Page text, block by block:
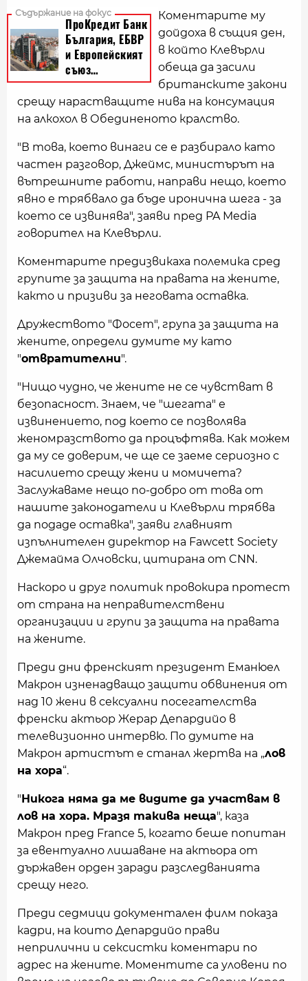
Коментарите му
дойдоха в същия ден,
в който Клевърли
обеща да засили
британските закони
срещу нарастващите нива на консумация
на алкохол в Обединеното кралство.
"В това, което винаги се е разбирало като
частен разговор, Джеймс, министърът на
вътрешните работи, направи нещо, което
явно е трябвало да бъде иронична шега - за
което се извинява", заяви пред PA Media
говорител на Клевърли.
Коментарите предизвикаха полемика сред
групите за защита на правата на жените,
както и призиви за неговата оставка.
Дружеството "Фосет", група за защита на
жените, определи думите му като
"отвратителни".
"Нищо чудно, че жените не се чувстват в
безопасност. Знаем, че "шегата" е
извинението, под което се позволява
женомразството да процъфтява. Как можем
да му се доверим, че ще се заеме сериозно с
насилието срещу жени и момичета?
Заслужаваме нещо по-добро от това от
нашите законодатели и Клевърли трябва
да подаде оставка", заяви главният
изпълнителен директор на Fawcett Society
Джемайма Олчовски, цитирана от CNN.
Наскоро и друг политик провокира протест
от страна на неправителствени
организации и групи за защита на правата
на жените.
Преди дни френският президент Еманюел
Макрон изненадващо защити обвинения от
над 10 жени в сексуални посегателства
френски актьор Жерар Депардийо в
телевизионно интервю. По думите на
Макрон артистът е станал жертва на „лов
на хора“.
"Никога няма да ме видите да участвам в
лов на хора. Мразя такива неща", каза
Макрон пред France 5, когато беше попитан
за евентуално лишаване на актьора от
държавен орден заради разследванията
срещу него.
Преди седмици документален филм показа
кадри, на които Депардийо прави
неприлични и сексистки коментари по
адрес на жените. Моментите са уловени по